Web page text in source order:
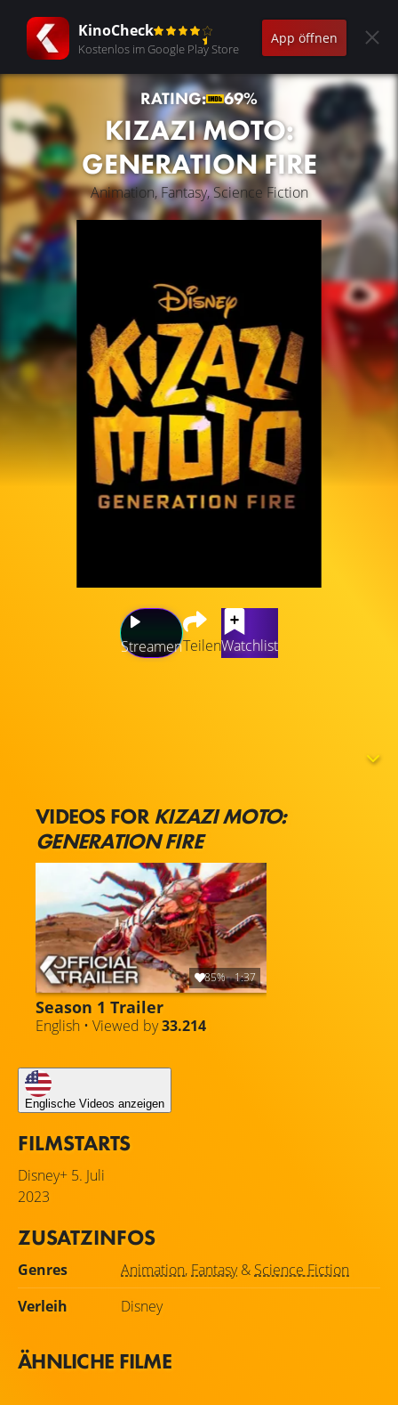
KinoCheck
Kostenlos im Google Play Store
App öffnen
RATING: 69%
KIZAZI MOTO:
GENERATION FIRE
Animation, Fantasy, Science Fiction
StreamenTeilenWatchlist
Geschichten kühne Visionen von fortschrittlicher
VIDEOS FORKIZAZI MOTO:
GENERATION FIRE
85% 1:37
Season 1 Trailer
English • Viewed by33.214
Englische Videos anzeigen
FILMSTARTS
Disney+ 5. Juli
2023
ZUSATZINFOS
Genres Animation, Fantasy& Science Fiction
Verleih
Disney
ÄHNLICHE FILME